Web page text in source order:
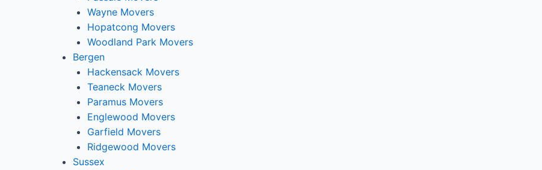
Wayne Movers
Hopatcong Movers
Woodland Park Movers
Bergen
Hackensack Movers
Teaneck Movers
Paramus Movers
Englewood Movers
Garfield Movers
Ridgewood Movers
Sussex